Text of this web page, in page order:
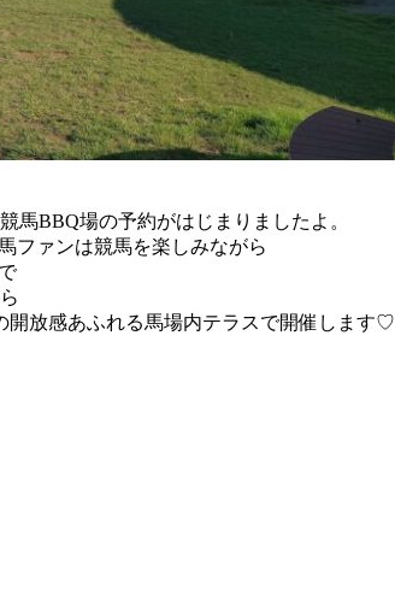
BBQ場の予約がはじまりましたよ。
ファンは競馬を楽しみながら
開放感あふれる馬場内テラスで開催します♡